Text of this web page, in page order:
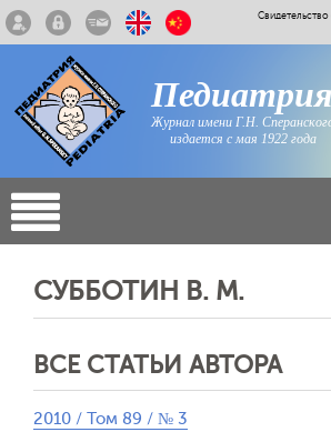
Педиатрия
Журнал имени Г.Н.
издается с мая 1922 года
СУББОТИН В. М.
ВСЕ СТАТЬИ АВТОРА
2010 / Том 89 / № 3